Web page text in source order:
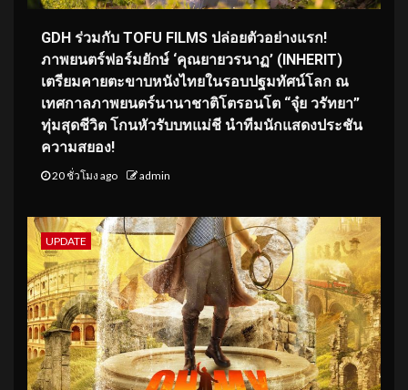
GDH ร่วมกับ TOFU FILMS ปล่อยตัวอย่างแรก!
ภาพยนตร์ฟอร์มยักษ์ ‘คุณยายวรนาฏ’ (INHERIT)
เตรียมคายตะขาบหนังไทยในรอบปฐมทัศน์โลก ณ
เทศกาลภาพยนตร์นานาชาติโตรอนโต “จุ๋ย วรัทยา”
ทุ่มสุดชีวิต โกนหัวรับบทแม่ชี นำทีมนักแสดงประชัน
ความสยอง!
20 ชั่วโมง ago admin
UPDATE